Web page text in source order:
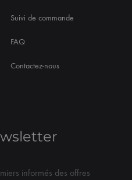
Suivi de commande
FAQ
Contactez-nous
informés des offres